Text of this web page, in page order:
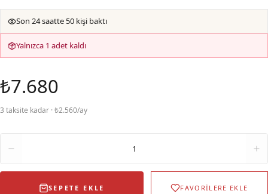
Son 24 saatte 50 kişi baktı
Yalnızca 1 adet kaldı
₺7.680
3 taksite kadar · ₺2.560/ay
1
SEPETE EKLE FAVORİLERE EKLE